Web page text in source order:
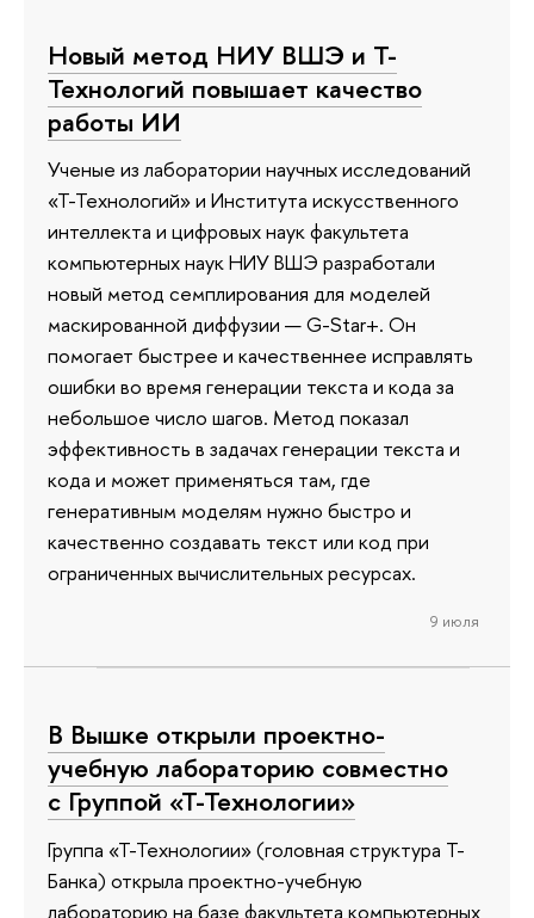
Новый метод НИУ ВШЭ и Т-
Технологий повышает качество
работы ИИ
Ученые из лаборатории научных исследований
«Т-Технологий» и Института искусственного
интеллекта и цифровых наук факультета
компьютерных наук НИУ ВШЭ разработали
новый метод семплирования для моделей
маскированной диффузии — G-Star+. Он
помогает быстрее и качественнее исправлять
ошибки во время генерации текста и кода за
небольшое число шагов. Метод показал
эффективность в задачах генерации текста и
кода и может применяться там, где
генеративным моделям нужно быстро и
качественно создавать текст или код при
ограниченных вычислительных ресурсах.
9 июля
В Вышке открыли проектно-
учебную лабораторию совместно
с Группой «Т-Технологии»
Группа «Т-Технологии» (головная структура Т-
Банка) открыла проектно-учебную
лабораторию на базе факультета компьютерных